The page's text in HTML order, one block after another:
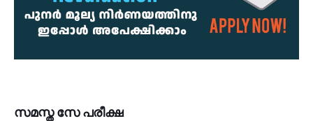
സമസ്ത സേ പരീക്ഷ